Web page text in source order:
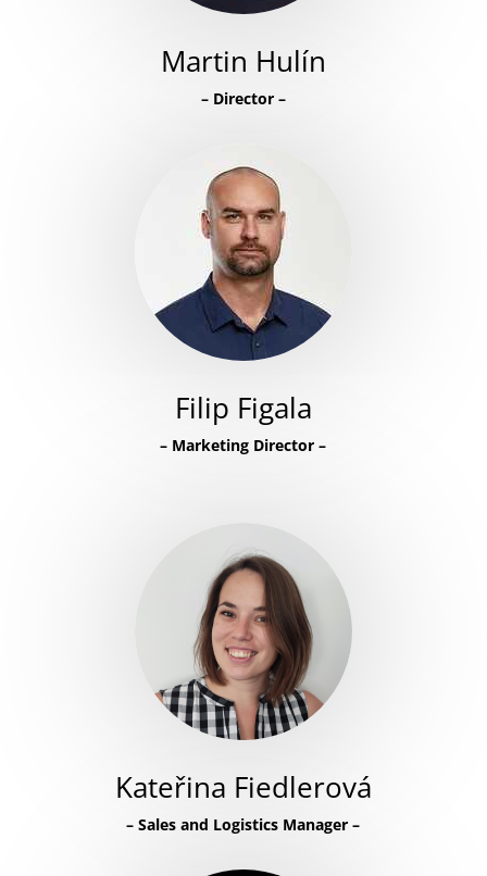
Martin Hulín
– Director–
Filip Figala
– Marketing Director –
Kateřina Fiedlerová
–Sales and Logistics Manager –